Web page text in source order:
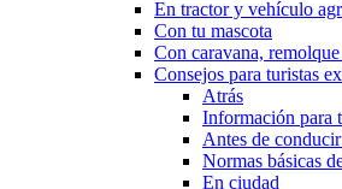
En tractor y vehículo
Con tu mascota
Con caravana,
Consejos para turistas
Atrás
Información para
Antes de
Normas básicas
En ciudad